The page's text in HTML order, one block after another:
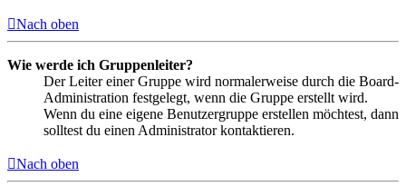
Nach oben
Wie werde ich Gruppenleiter?
Der Leiter einer Gruppe wird normalerweise durch die Board-
Administration festgelegt, wenn die Gruppe erstellt wird.
Wenn du eine eigene Benutzergruppe erstellen möchtest, dann
solltest du einen Administrator kontaktieren.
Nach oben